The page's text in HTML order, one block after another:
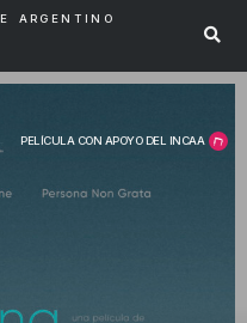
ARGENTINO
PELÍCULA CON APOYO DEL INCAA